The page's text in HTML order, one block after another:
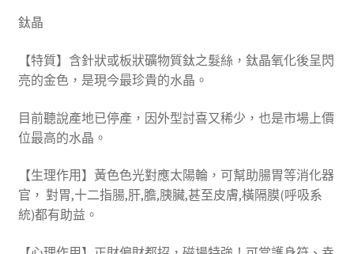
鈦晶
【特質】含針狀或板狀礦物質鈦之髮絲，鈦晶氧化後呈閃
亮的金色，是現今最珍貴的水晶。
目前聽說產地已停產，因外型討喜又稀少，也是市場上價
位最高的水晶。
【生理作用】黃色色光對應太陽輪，可幫助腸胃等消化器
官， 對胃,十二指腸,肝,膽,胰臟,甚至皮膚,橫隔膜(呼吸系
統)都有助益。